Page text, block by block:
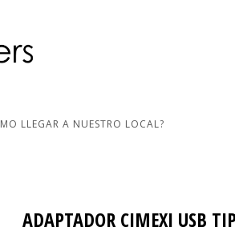
LLEGAR A NUESTRO LOCAL?
ADAPTADOR CIMEXI USB